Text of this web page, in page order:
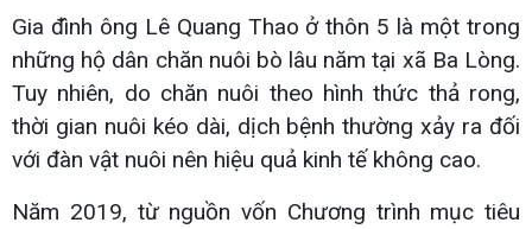
Gia đình ông Lê Quang Thao ở thôn 5 là một trong
những hộ dân chăn nuôi bò lâu năm tại xã Ba Lòng.
Tuy nhiên, do chăn nuôi theo hình thức thả rong,
thời gian nuôi kéo dài, dịch bệnh thường xảy ra đối
với đàn vật nuôi nên hiệu quả kinh tế không cao.
Năm 2019, từ nguồn vốn Chương trình mục tiêu